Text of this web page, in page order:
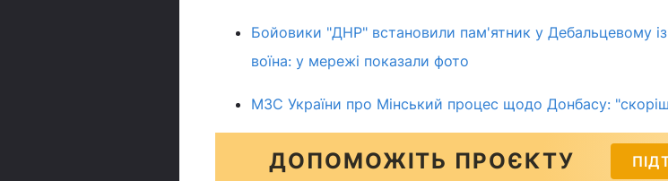
Бойовики "ДНР" встановили пам'ятник у Дебальцевому
воїна: у мережі показали фото
МЗС України про Мінський процес щодо Донбасу:
ДОПОМОЖІТЬ ПРОЄКТУ